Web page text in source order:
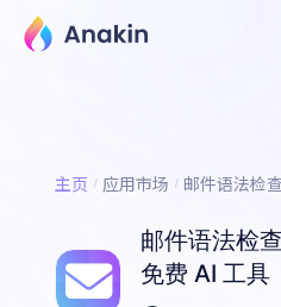
主页 应用市场 邮件语法检
邮件语法检查
免费 AI 工具